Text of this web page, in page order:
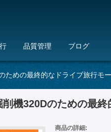
品質管理 ブログ
ための最終的なドライブ旅行モ
機320Dのための最
商品の詳細: